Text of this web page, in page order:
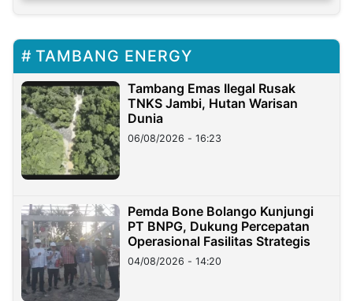
TAMBANG ENERGY
Tambang Emas Ilegal Rusak
TNKS Jambi, Hutan Warisan
Dunia
06/08/2026 - 16:23
Pemda Bone Bolango Kunjungi
PT BNPG, Dukung Percepatan
Operasional Fasilitas Strategis
04/08/2026 - 14:20